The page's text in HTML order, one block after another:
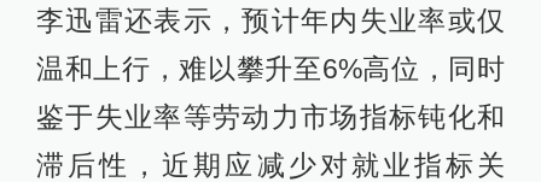
李迅雷还表示，预计年内失业率或仅
温和上行，难以攀升至6%高位，同时
鉴于失业率等劳动力市场指标钝化和
滞后性，近期应减少对就业指标关